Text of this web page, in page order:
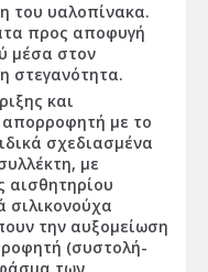
του υαλοπίνακα.
προς αποφυγή
μέσα στον
στεγανότητα.
και
με το
σχεδιασμένα
με
αισθητηρίου
σιλικονούχα
την αυξομείωση
(συστολή-
των